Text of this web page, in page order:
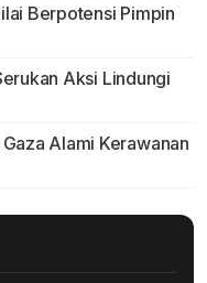
Berpotensi Pimpin
Aksi Lindungi
Alami Kerawanan